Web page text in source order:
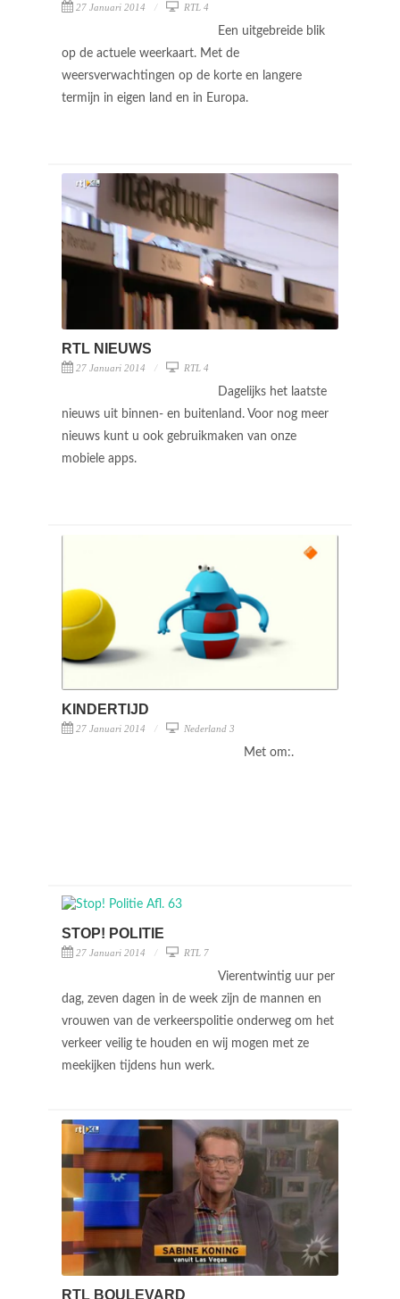
27 Januari 2014 RTL 4
Een uitgebreide blik
op de actuele weerkaart. Met de
weersverwachtingen op de korte en langere
termijn in eigen land en in Europa.
RTL NIEUWS
27 Januari 2014 RTL 4
Dagelijks het laatste
nieuws uit binnen- en buitenland. Voor nog meer
nieuws kunt u ook gebruikmaken van onze
mobiele apps.
KINDERTIJD
27 Januari 2014 Nederland 3
Met om:.
STOP! POLITIE
27 Januari 2014 RTL 7
Vierentwintig uur per
dag, zeven dagen in de week zijn de mannen en
vrouwen van de verkeerspolitie onderweg om het
verkeer veilig te houden en wij mogen met ze
meekijken tijdens hun werk.
RTL BOULEVARD